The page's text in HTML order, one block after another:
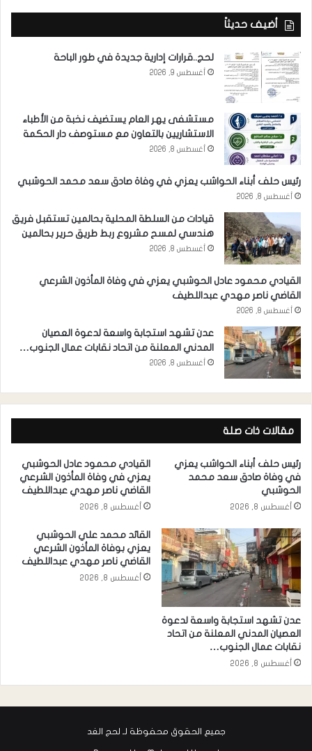
أضيف حديثاً
لحج..قرارات إدارية جديدة في طور الباحة
أغسطس 9, 2026
مستشفى يهر العام يستضيف نخبة من الأطباء
الاستشاريين بالتعاون مع مستوصف دار الحكمة
أغسطس 8, 2026
رئيس حلف أبناء الحواشب يعزي في وفاة صادق سعد محمد الحوشبي
أغسطس 8, 2026
قيادات من السلطة المحلية بحالمين تستقبل فريق
هندسي لمسح مشروع ربط طريق حرير بحالمين
أغسطس 8, 2026
القيادي محمود عادل الحوشبي يعزي في وفاة المأذون الشرعي
القاضي ناصر مهدي عبداللطيف
أغسطس 8, 2026
عدن تشهد استجابة واسعة لدعوة العصيان
المدني المعلنة من اتحاد نقابات عمال الجنوب…
أغسطس 8, 2026
مقالات ذات صلة
رئيس حلف أبناء الحواشب يعزي
في وفاة صادق سعد محمد
الحوشبي
أغسطس 8, 2026
القيادي محمود عادل الحوشبي
يعزي في وفاة المأذون الشرعي
القاضي ناصر مهدي عبداللطيف
أغسطس 8, 2026
عدن تشهد استجابة واسعة لدعوة
العصيان المدني المعلنة من اتحاد
نقابات عمال الجنوب…
أغسطس 8, 2026
القائد محمد علي الحوشبي
يعزي بوفاة المأذون الشرعي
القاضي ناصر مهدي عبداللطيف
أغسطس 8, 2026
جميع الحقوق محفوظة لـ لحج الغد